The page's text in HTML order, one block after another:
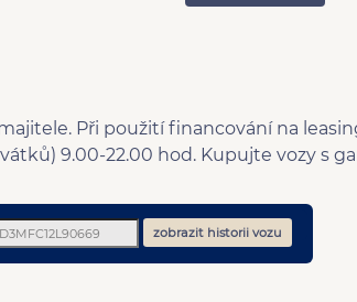
Při použití financování na
9.00-22.00 hod. Kupujte vozy s
zobrazit historii vozu